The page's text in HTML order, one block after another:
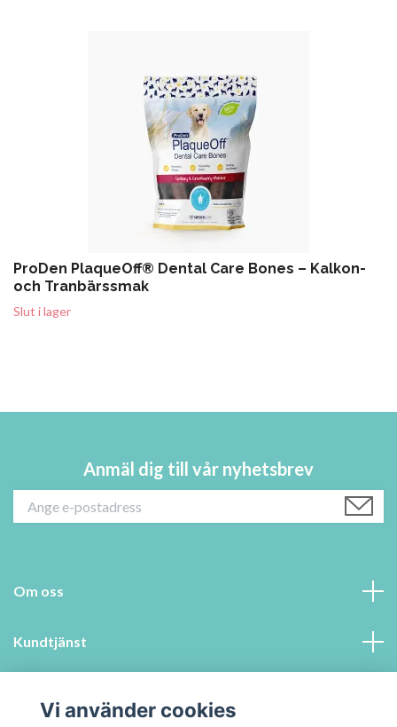
ProDen PlaqueOff® Dental Care Bones – Kalkon-
och Tranbärssmak
Slut i lager
Anmäl dig till vår nyhetsbrev
Om oss
Kundtjänst
Vi använder cookies